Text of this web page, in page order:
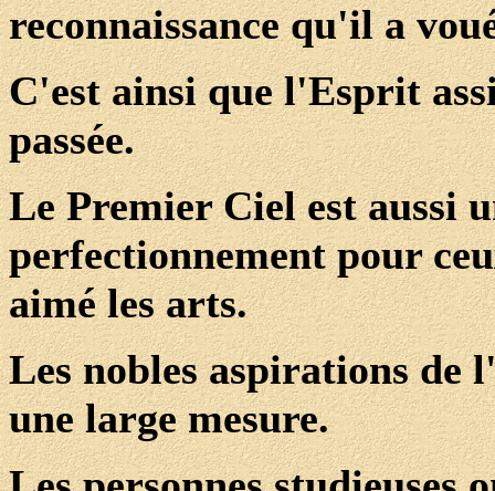
reconnaissance qu'il a
C'est ainsi que l'Esprit
passée.
Le Premier Ciel est aussi
perfectionnement pour
aimé les arts.
Les nobles aspirations de
une large mesure.